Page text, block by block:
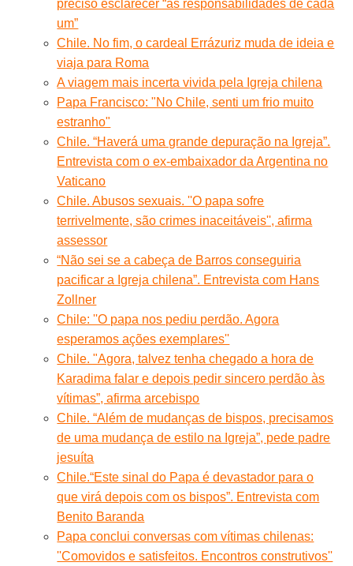
preciso esclarecer “as responsabilidades de cada
um”
Chile. No fim, o cardeal Errázuriz muda de ideia e
viaja para Roma
A viagem mais incerta vivida pela Igreja chilena
Papa Francisco: "No Chile, senti um frio muito
estranho"
Chile. “Haverá uma grande depuração na Igreja”.
Entrevista com o ex-embaixador da Argentina no
Vaticano
Chile. Abusos sexuais. ''O papa sofre
terrivelmente, são crimes inaceitáveis'', afirma
assessor
“Não sei se a cabeça de Barros conseguiria
pacificar a Igreja chilena”. Entrevista com Hans
Zollner
Chile: ''O papa nos pediu perdão. Agora
esperamos ações exemplares''
Chile. "Agora, talvez tenha chegado a hora de
Karadima falar e depois pedir sincero perdão às
vítimas”, afirma arcebispo
Chile. “Além de mudanças de bispos, precisamos
de uma mudança de estilo na Igreja”, pede padre
jesuíta
Chile.“Este sinal do Papa é devastador para o
que virá depois com os bispos”. Entrevista com
Benito Baranda
Papa conclui conversas com vítimas chilenas:
''Comovidos e satisfeitos. Encontros construtivos''